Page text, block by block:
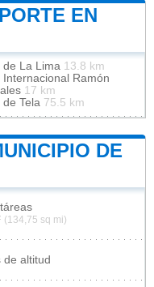
EN
La Lima 13.8 km
Ramón
17 km
Tela 75.5 km
DE
(134,75 sq mi)
de altitud